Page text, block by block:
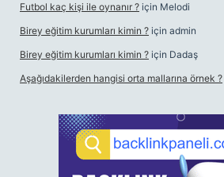
Futbol kaç kişi ile oynanır ? için Melodi
Birey eğitim kurumları kimin ? için admin
Birey eğitim kurumları kimin ? için Dadaş
Aşağıdakilerden hangisi orta mallarına örnek ?